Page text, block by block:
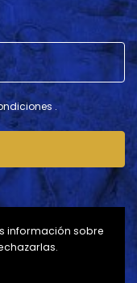
.
información sobre